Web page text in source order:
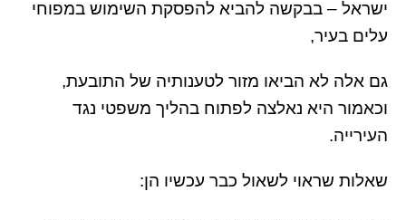
ישראל – בבקשה להביא להפסקת השימוש במפוחי
עלים בעיר,
גם אלה לא הביאו מזור לטענותיה של התובעת,
וכאמור היא נאלצה לפתוח בהליך משפטי נגד
העירייה.
שאלות שראוי לשאול כבר עכשיו הן: